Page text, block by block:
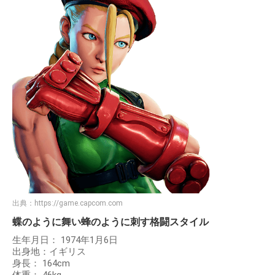
出典： https://game.capcom.com
蝶のように舞い蜂のように刺す格闘スタイル
生年月日： 1974年1月6日
出身地：イギリス
身長： 164cm